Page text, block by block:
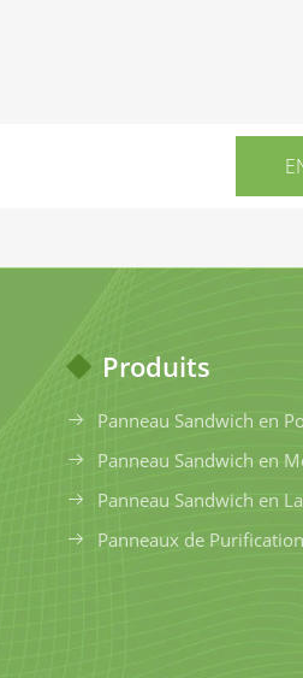
Produits
Panneau Sandwich en
Panneau Sandwich en
Panneau Sandwich en
Panneaux de